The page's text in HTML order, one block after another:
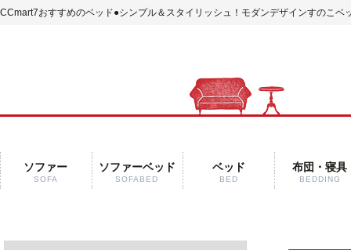
CCmart7おすすめのベッド●シンプル＆スタイリッシュ！モダンデザインすのこベ
ソファー
SOFA
ソファーベッド
SOFABED
ベッド
BED
布団・寝具
BEDDING